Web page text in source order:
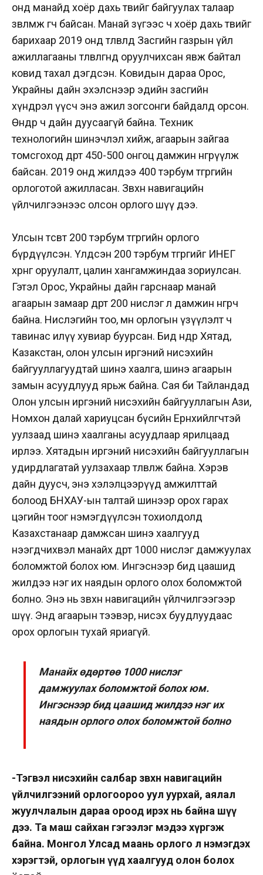
онд манайд хоёр дахь төвийг байгуулах талаар
зөвлөмж өгч байсан. Манай зүгээс ч хоёр дахь төвийг
барихаар 2019 онд төлөвлөөд Засгийн газрын үйл
ажиллагааны төлөвлөгөөнд оруулчихсан явж байтал
ковид тахал дэгдсэн. Ковидын дараа Орос,
Украйны дайн эхэлснээр эдийн засгийн
хүндрэл үүсч энэ ажил зогсонги байдалд орсон.
Өнөөдөр ч дайн дуусаагүй байна. Техник
технологийн шинэчлэл хийж, агаарын зайгаа
томсгоход өдөртөө 450-500 онгоц дамжин өнгөрүүлж
байсан. 2019 онд жилдээ 400 тэрбум төгрөгийн
орлоготой ажилласан. Зөвхөн навигацийн
үйлчилгээнээс олсон орлого шүү дээ.
Улсын төсөвт 200 тэрбум төгрөгийн орлого
бүрдүүлсэн. Үлдсэн 200 тэрбум төгрөгийг ИНЕГ
хөрөнгө оруулалт, цалин хангамжиндаа зориулсан.
Гэтэл Орос, Украйны дайн гарснаар манай
агаарын замаар өдөртөө 200 нислэг л дамжин өнгөрч
байна. Нислэгийн тоо, мөн орлогын үзүүлэлт ч
тавинас илүү хувиар буурсан. Бид өнөөдөр Хятад,
Казакстан, олон улсын иргэний нисэхийн
байгууллагуудтай шинэ хаалга, шинэ агаарын
замын асуудлууд ярьж байна. Сая би Тайландад
Олон улсын иргэний нисэхийн байгууллагын Ази,
Номхон далай хариуцсан бүсийн Ерөнхийлөгчтэй
уулзаад шинэ хаалганы асуудлаар ярилцаад
ирлээ. Хятадын иргэний нисэхийн байгууллагын
удирдлагатай уулзахаар төлөвлөж байна. Хэрэв
дайн дуусч, энэ хэлэлцээрүүд амжилттай
болоод БНХАУ-ын талтай шинээр орох гарах
цэгийн тоог нэмэгдүүлсэн тохиолдолд
Казахстанаар дамжсан шинэ хаалгууд
нээгдчихвэл манайх өдөртөө 1000 нислэг дамжуулах
боломжтой болох юм. Ингэснээр бид цаашид
жилдээ нэг их наядын орлого олох боломжтой
болно. Энэ нь зөвхөн навигацийн үйлчилгээгээр
шүү. Энд агаарын тээвэр, нисэх буудлуудаас
орох орлогын тухай яриагүй.
Манайх өдөртөө 1000 нислэг
дамжуулах боломжтой болох юм.
Ингэснээр бид цаашид жилдээ нэг их
наядын орлого олох боломжтой болно
-Тэгвэл нисэхийн салбар зөвхөн навигацийн
үйлчилгээний орлогоороо уул уурхай, аялал
жуулчлалын дараа ороод ирэх нь байна шүү
дээ. Та маш сайхан гэгээлэг мэдээ хүргэж
байна. Монгол Улсад маань орлого л нэмэгдэх
хэрэгтэй, орлогын үүд хаалгууд олон болох